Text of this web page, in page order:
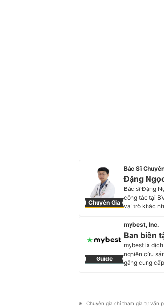
Chuyên Gia
Bác Sĩ
Đặng
Bác sĩ Đặng
công tác tại
vai trò khác
y khoa liên
LIFE.
Profile của
Guide
mybest, Inc.
Ban biên
mybest là
nghiên cứu
gắng cung
Chuyên gia chỉ tham gia tư vấn